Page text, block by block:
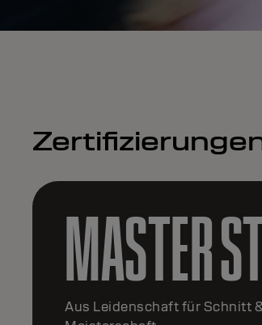
MASTER
Mach deine Leidenschaft für